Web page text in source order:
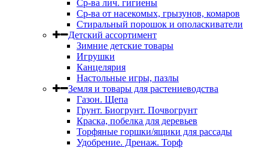
Ср-ва лич. гигиены
Ср-ва от насекомых, грызунов, комаров
Стиральный порошок и ополаскиватели
Детский ассортимент
Зимние детские товары
Игрушки
Канцелярия
Настольные игры, пазлы
Земля и товары для растениеводства
Газон. Щепа
Грунт. Биогрунт. Почвогрунт
Краска, побелка для деревьев
Торфяные горшки/ящики для рассады
Удобрение. Дренаж. Торф